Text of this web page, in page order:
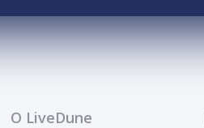
О LiveDune